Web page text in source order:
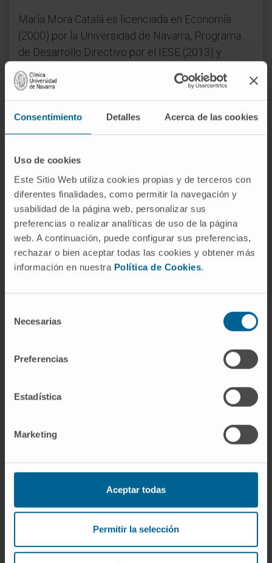
Consentimiento Detalles Acerca de las cookies
Uso de cookies
Este Sitio Web utiliza cookies propias y de terceros con
diferentes finalidades, como permitir la navegación y
usabilidad de la página web, personalizar sus
preferencias o realizar analíticas de uso de la página
web. A continuación, puede configurar sus preferencias,
rechazar o bien aceptar todas las cookies y obtener más
información en nuestra Política de Cookies.
Necesarias
Preferencias
Estadística
Marketing
Aceptar todas
Permitir la selección
María Mora Catalá es licenciada en Economía
(2000) por la Universidad de Navarra, Programa
de Desarrollo Directivo por el IESE (2013) y
Programa de Alta Dirección de instituciones de
Investigación, Innovación y Transferencia
Tecnológica (2018) del IESE y Fundación Gadea
Ciencia.
Navarra en el Departamento de Administración.
Tres años después, entró a formar parte del
departamento económico de la Fundación para la
Investigación Médica Aplicada (entidad titular del
Cima) y desde el año 2011 era su directora
financiera.
Mora Catalá es alicantina y madre de 5 hijos.
ABOUT CIMA
Research Center of the Clinica